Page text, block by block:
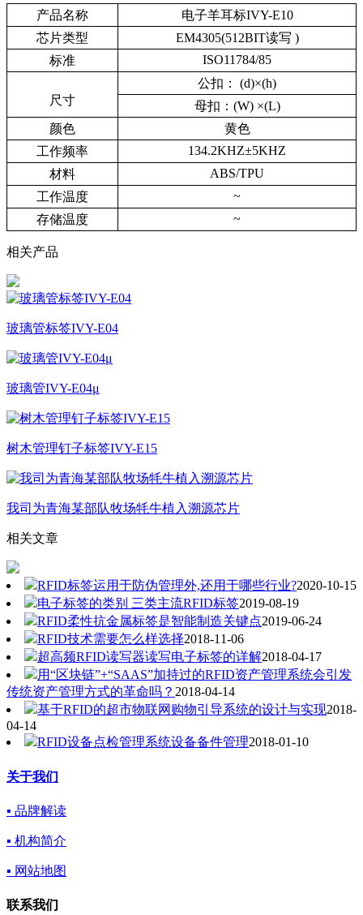
产品名称 电子羊耳标IVY-E10
芯片类型
EM4305(512BIT读写 )
标准
ISO11784/85
尺寸
公扣： (d)×(h)
母扣： (W) ×(L)
颜色
黄色
工作频率
134.2KHZ±5KHZ
材料
ABS/TPU
工作温度
~
存储温度
~
相关产品
玻璃管标签IVY-E04
玻璃管IVY-E04μ
树木管理钉子标签IVY-E15
我司为青海某部队牧场牦牛植入溯源芯片
相关文章
RFID标签运用于防伪管理外,还用于哪些行业?2020-10-15
电子标签的类别 三类主流RFID标签2019-08-19
RFID柔性抗金属标签是智能制造关键点2019-06-24
RFID技术需要怎么样选择2018-11-06
超高频RFID读写器读写电子标签的详解2018-04-17
用“区块链”+“SAAS”加持过的RFID资产管理系统会引发
传统资产管理方式的革命吗？ 2018-04-14
基于RFID的超市物联网购物引导系统的设计与实现2018-
04-14
RFID设备点检管理系统设备备件管理2018-01-10
关于我们
▪ 品牌解读
▪ 机构简介
▪ 网站地图
联系我们